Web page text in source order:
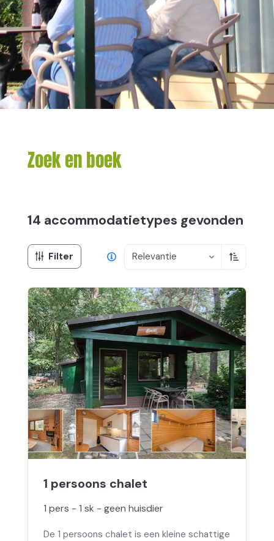
Zoek en boek
14 accommodatietypes gevonden
Filter Relevantie
1 persoons chalet
1 pers - 1 sk - geen huisdier
De 1 persoons chalet is een kleine schattige